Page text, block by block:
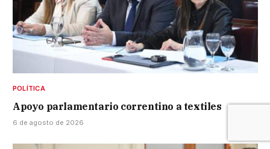
POLÍTICA
Apoyo parlamentario correntino a textiles
6 de agosto de 2026